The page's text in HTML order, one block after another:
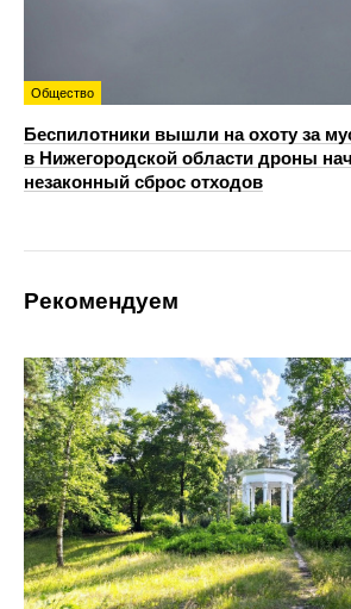
Общество
Беспилотники вышли на охоту за
в Нижегородской области дроны
незаконный сброс отходов
Рекомендуем